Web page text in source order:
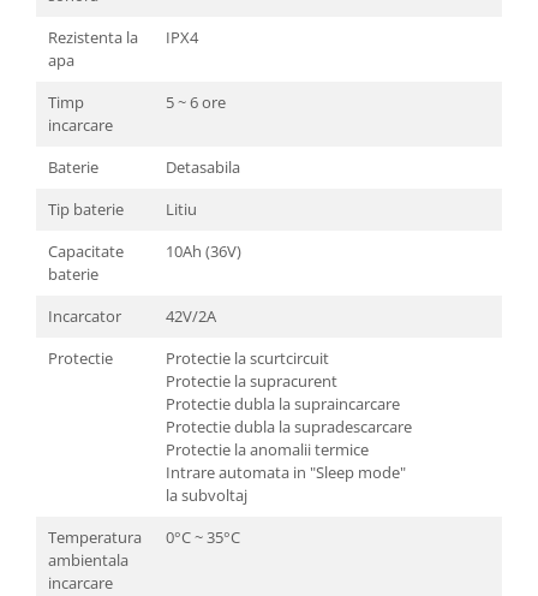
Rezistenta la
apa
IPX4
Timp
incarcare
5 ~ 6 ore
Baterie
Detasabila
Tip baterie
Litiu
Capacitate
baterie
10Ah (36V)
Incarcator
42V/2A
Protectie
Protectie la scurtcircuit
Protectie la supracurent
Protectie dubla la supraincarcare
Protectie dubla la supradescarcare
Protectie la anomalii termice
Intrare automata in "Sleep mode"
la subvoltaj
Temperatura
ambientala
incarcare
0°C ~ 35°C